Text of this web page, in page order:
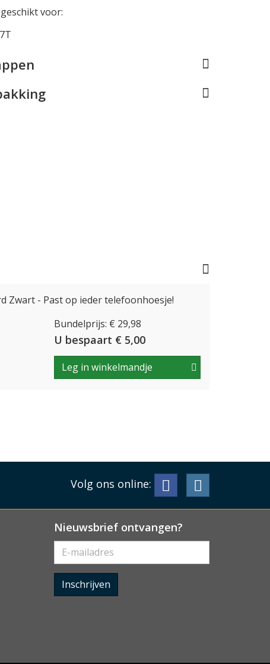
voor:
Zwart - Past op ieder telefoonhoesje!
Bundelprijs: € 29,98
U bespaart € 5,00
Leg in winkelmandje
Volg ons online:
Nieuwsbrief ontvangen?
Inschrijven